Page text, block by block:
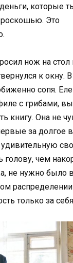
которые
роскошью. Это
нож на стол
к окну.
сопя.
с грибами,
книгу. Она не
за долгое
чем
не нужно было
только за